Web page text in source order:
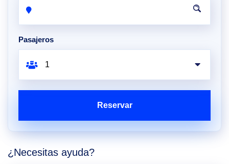
Pasajeros
Reservar
¿Necesitas ayuda?